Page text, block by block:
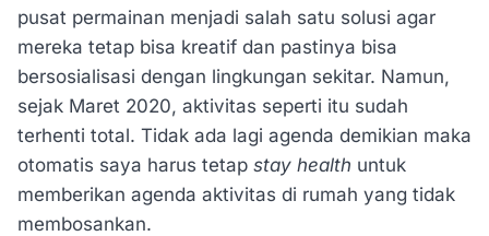
pusat permainan menjadi salah satu solusi agar
mereka tetap bisa kreatif dan pastinya bisa
bersosialisasi dengan lingkungan sekitar. Namun,
sejak Maret 2020, aktivitas seperti itu sudah
terhenti total. Tidak ada lagi agenda demikian maka
otomatis saya harus tetap stay health untuk
memberikan agenda aktivitas di rumah yang tidak
membosankan.